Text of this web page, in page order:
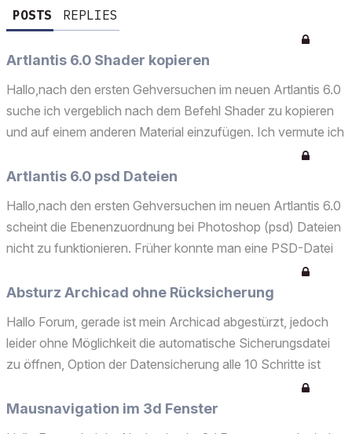
POSTS REPLIES
Artlantis 6.0 Shader kopieren
Hallo,nach den ersten Gehversuchen im neuen Artlantis 6.0
suche ich vergeblich nach dem Befehl Shader zu kopieren
und auf einem anderen Material einzufügen. Ich vermute ich
wahnsinnig. Gibt es ein gutes Handbuch idealerwei...
Artlantis 6.0 psd Dateien
Hallo,nach den ersten Gehversuchen im neuen Artlantis 6.0
scheint die Ebenenzuordnung bei Photoshop (psd) Dateien
nicht zu funktionieren. Früher konnte man eine PSD-Datei
Schreiben und anschließend den Hintergrund in Photoshop
unsichtbar schalten. Dies funtioniert nicht mehr...
Absturz Archicad ohne Rücksicherung
Hallo Forum, gerade ist mein Archicad abgestürzt, jedoch
leider ohne Möglichkeit die automatische Sicherungsdatei
zu öffnen, Option der Datensicherung alle 10 Schritte ist
jedoch eingetsellt. Wenn ich die alte Datei öffnen möchte,
bekomme ich die Info dass die Datei von mir ...
Mausnavigation im 3d Fenster